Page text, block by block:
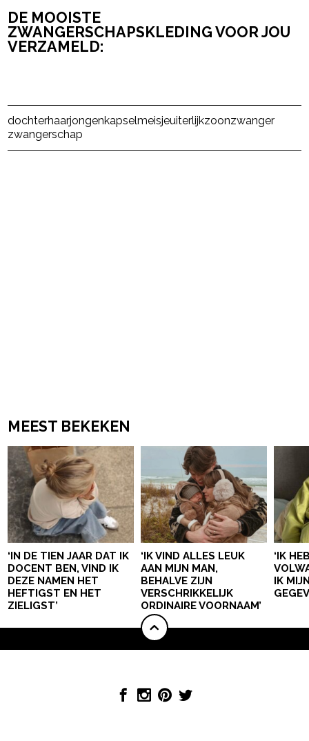
DE MOOISTE
ZWANGERSCHAPSKLEDING VOOR JOU
VERZAMELD:
dochterhaarjongenkapselmeisjeuiterlijkzoonzwanger
zwangerschap
MEEST BEKEKEN
‘IN DE TIEN JAAR DAT IK
DOCENT BEN, VIND IK
DEZE NAMEN HET
HEFTIGST EN HET
ZIELIGST’
‘IK VIND ALLES LEUK
AAN MIJN MAN,
BEHALVE ZIJN
VERSCHRIKKELIJK
ORDINAIRE VOORNAAM’
‘IK
IK